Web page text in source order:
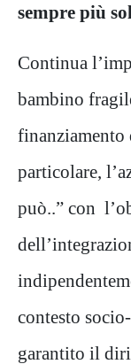
sempre più
Continua
bambino
finanziamento
particolare,
può..” con
contesto
garantito il